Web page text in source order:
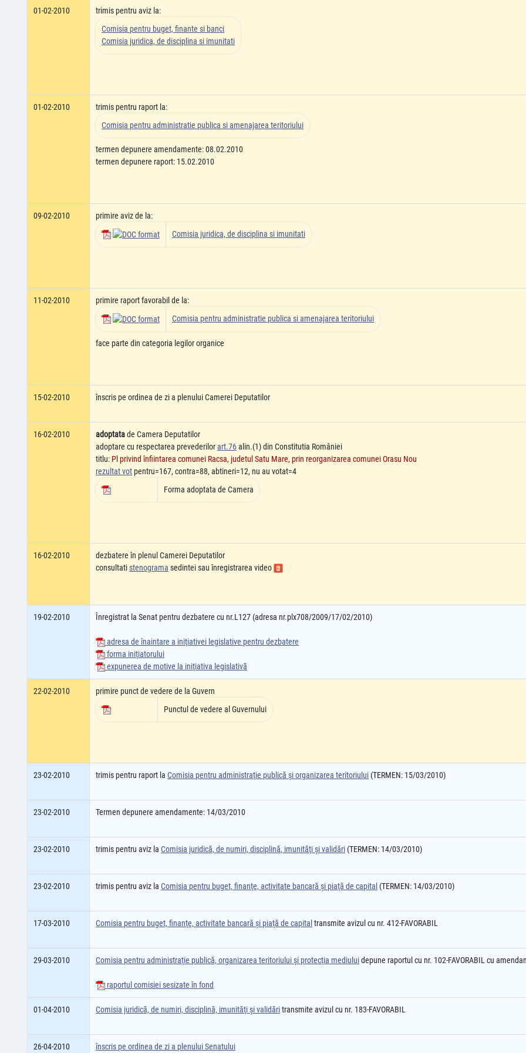
01-02-2010
trimis pentru aviz la:
Comisia pentru buget, finante si banci
Comisia juridica, de disciplina si imunitati
01-02-2010
trimis pentru raport la:
Comisia pentru administratie publica si amenajarea teritoriului
termen depunere amendamente: 08.02.2010
termen depunere raport: 15.02.2010
09-02-2010
primire aviz de la:
Comisia juridica, de disciplina si imunitati
11-02-2010
primire raport favorabil de la:
Comisia pentru administratie publica si amenajarea teritoriului
face parte din categoria legilor organice
15-02-2010 înscris pe ordinea de zi a plenului Camerei Deputatilor
16-02-2010 adoptatade Camera Deputatilor
adoptare cu respectarea prevederilorart.76alin.(1) din Constitutia României
titlu: Pl privind înfiintarea comunei Racsa, judetul Satu Mare, prin reorganizarea comunei Orasu Nou
rezultat vot pentru=167, contra=88, abtineri=12, nu au votat=4
Forma adoptata de Camera
16-02-2010
dezbatere în plenul Camerei Deputatilor
consultatistenograma sedintei sau înregistrarea video
19-02-2010 Înregistrat la Senat pentru dezbatere cu nr.L127 (adresa nr.plx708/2009/17/02/2010)
adresa de înaintare a iniţiativei legislative pentru dezbatere
forma iniţiatorului
expunerea de motive la iniţiativa legislativă
22-02-2010
primire punct de vedere de la Guvern
Punctul de vedere al Guvernului
23-02-2010 trimis pentru raport la Comisia pentru administraţie publică şi organizarea teritoriului (TERMEN: 15/03/2010)
23-02-2010 Termen depunere amendamente: 14/03/2010
23-02-2010 trimis pentru aviz la Comisia juridică, de numiri, disciplină, imunităţi şi validări (TERMEN: 14/03/2010)
23-02-2010 trimis pentru aviz la Comisia pentru buget, finanţe, activitate bancară şi piaţă de capital (TERMEN: 14/03/2010)
17-03-2010 Comisia pentru buget, finanţe, activitate bancară şi piaţă de capital transmite avizul cu nr. 412-FAVORABIL
29-03-2010 Comisia pentru administraţie publică, organizarea teritoriului şi protecţia mediuluidepune raportul cu nr. 102-FAVORABIL cu
raportul comisiei sesizate în fond
01-04-2010 Comisia juridică, de numiri, disciplină, imunităţi şi validăritransmite avizul cu nr. 183-FAVORABIL
26-04-2010 înscris pe ordinea de zi a plenului Senatului